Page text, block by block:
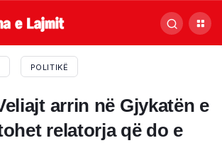
POLITIKË
arrin në Gjykatën e
relatorja që do e